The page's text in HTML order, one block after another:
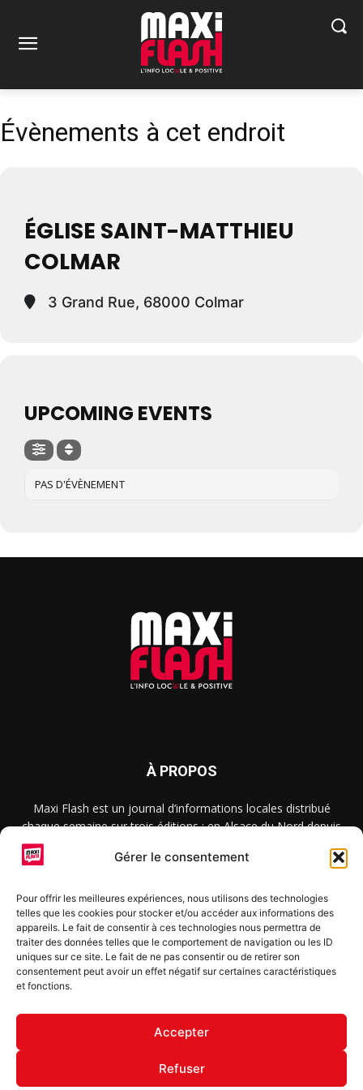
Gérer le consentement
Pour offrir les meilleures expériences, nous utilisons des technologies
telles que les cookies pour stocker et/ou accéder aux informations des
appareils. Le fait de consentir à ces technologies nous permettra de
traiter des données telles que le comportement de navigation ou les ID
uniques sur ce site. Le fait de ne pas consentir ou de retirer son
consentement peut avoir un effet négatif sur certaines caractéristiques
et fonctions.
Accepter
Refuser
Évènements à cet endroit
ÉGLISE SAINT-MATTHIEU
COLMAR
3 Grand Rue, 68000 Colmar
UPCOMING EVENTS
PAS D'ÉVÈNEMENT
À PROPOS
Maxi Flash est un journal d’informations locales distribué
chaque semaine sur trois éditions : en Alsace du Nord depuis
2015, dans les secteurs d’Obernai-Molsheim-Erstein depuis
2022, et à Colmar, Vignoble et Plaine depuis 2023.
SUIVEZ-NOUS
S'inscrire à la newsletter